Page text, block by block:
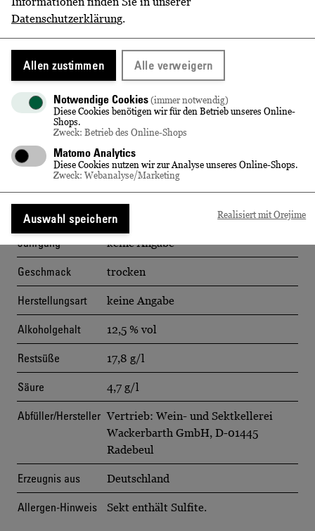
Datenschutzerklärung
Allen zustimmen Alle verweigern
Notwendige Cookies (immer notwendig)
Diese Cookies benötigen wir für den Betrieb unseres Online-
Shops.
Zweck: Betrieb des Online-Shops
Matomo Analytics
Diese Cookies nutzen wir zur Analyse unseres Online-Shops.
Zweck: Webanalyse/Marketing
Auswahl speichern Realisiert mit Orejime
vorherrschenden Einflüsse des Kontinentalklimas:
Warme Tage, kühle Nächte & eine ausgedehnte
Reifephase fördern ausgeprägte Fruchtaromen in den
natürliche Frische. So begeistern unsere „Cool
Climate“-Weine mit aromatischer Eleganz, Komplexität
und Finesse.
WEITERE INFORMATIONEN
Volumen 0,375 l
Jahrgang keine Angabe
Geschmack trocken
Herstellungsart keine Angabe
Alkoholgehalt 12,5 % vol
Restsüße 17,8 g/l
Säure 4,7 g/l
Abfüller/Hersteller Vertrieb: Wein- und Sektkellerei
Wackerbarth GmbH, D-01445
Radebeul
Erzeugnis aus Deutschland
Allergen-Hinweis Sekt enthält Sulfite.